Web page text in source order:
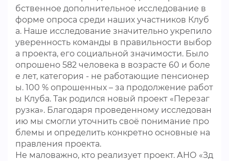
бственное дополнительное исследование в
форме опроса среди наших участников Клуб
а. Наше исследование значительно укрепило
уверенность команды в правильности выбор
а проекта, его социальной значимости. Было
опрошено 582 человека в возрасте 60 и боле
е лет, категория - не работающие пенсионер
ы. 100 % опрошенных – за продолжение работ
ы Клуба. Так родился новый проект «Перезаг
рузка». Благодаря проведенному исследован
ию мы смогли уточнить своё понимание про
блемы и определить конкретно основные на
правления проекта.
Не маловажно, кто реализует проект. АНО «Зд